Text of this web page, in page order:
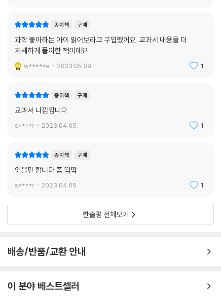
종이책 구매
과학 좋아하는 아이 읽어보라고 구입했어요. 교과서 내용을 더
자세하게 풀이한 책이에요.
w*****e 2023.05.09. 1
종이책 구매
교과서 니낌입니다
s****r 2023.04.05. 1
종이책 구매
읽을만 합니다 좀 딱딱
s****r 2023.04.05. 1
한줄평 전체보기
배송/반품/교환 안내
이 분야 베스트셀러